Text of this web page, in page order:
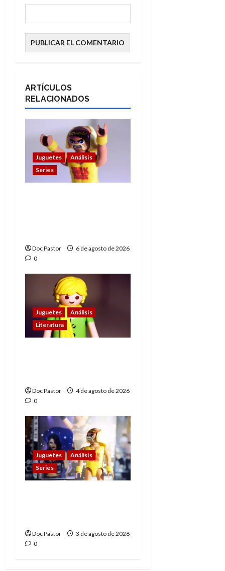
ARTÍCULOS
RELACIONADOS
Juguetes
Análisis
Series
Doc Pastor
6 de agosto de 2026
0
Juguetes
Análisis
Literatura
Doc Pastor
4 de agosto de 2026
0
Juguetes
Análisis
Series
Doc Pastor
3 de agosto de 2026
0